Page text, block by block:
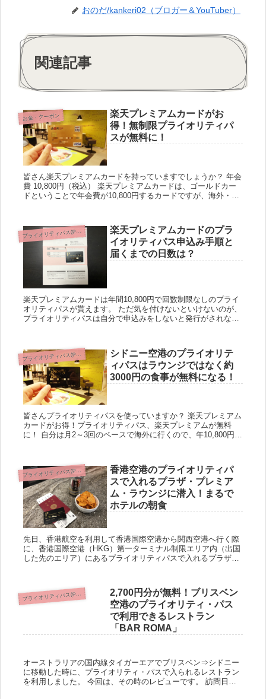
おのだ/kankeri02（ブロガー＆YouTuber）
関連記事
お金・クーポン
楽天プレミアムカードがお
得！無制限プライオリティパ
スが無料に！
皆さん楽天プレミアムカードを持っていますでしょうか？ 年会
費 10,800円（税込） 楽天プレミアムカードは、ゴールドカー
ドということで年会費が10,800円するカードですが、海外・国
プ ライオリティパス(Priority Pass)
楽天プレミアムカードのプラ
イオリティパス申込み手順と
届くまでの日数は？
楽天プレミアムカードは年間10,800円で回数制限なしのプライ
オリティパスが貰えます。 ただ気を付けないといけないのが、
プライオリティパスは自分で申込みをしないと発行がされない
プライオリティパス(Priority Pass)
シドニー空港のプライオリテ
ィパスはラウンジではなく約
3000円の食事が無料になる！
皆さんプライオリティパスを使っていますか？ 楽天プレミアム
カードがお得！プライオリティパス、楽天プレミアムが無料
に！ 自分は月2～3回のペースで海外に行くので、年10,800円で
プライオリティパス(Priority Pass)
香港空港のプライオリティパ
スで入れるプラザ・プレミア
ム・ラウンジに潜入！まるで
ホテルの朝食
先日、香港航空を利用して香港国際空港から関西空港へ行く際
に、香港国際空港（HKG）第一ターミナル制限エリア内（出国
した先のエリア）にあるプライオリティパスで入れるプラザ・
プ ライオリティパス(Priority Pass)
2,700円分が無料！ブリスベン
空港のプライオリティ・パス
で利用できるレストラン
「BAR ROMA」
オーストラリアの国内線タイガーエアでブリスベン⇒シドニー
に移動した時に、プライオリティ・パスで入られるレストラン
を利用しました。 今回は、その時のレビューです。 訪問日：